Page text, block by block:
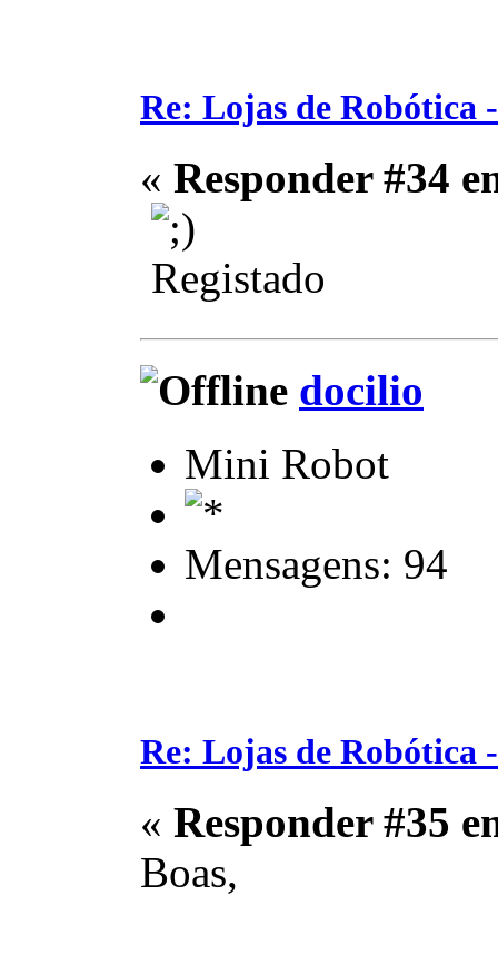
Re: Lojas de Robótica
« Responder #34
Registado
docilio
Mini Robot
Mensagens: 94
Re: Lojas de Robótica
« Responder #35
Boas,